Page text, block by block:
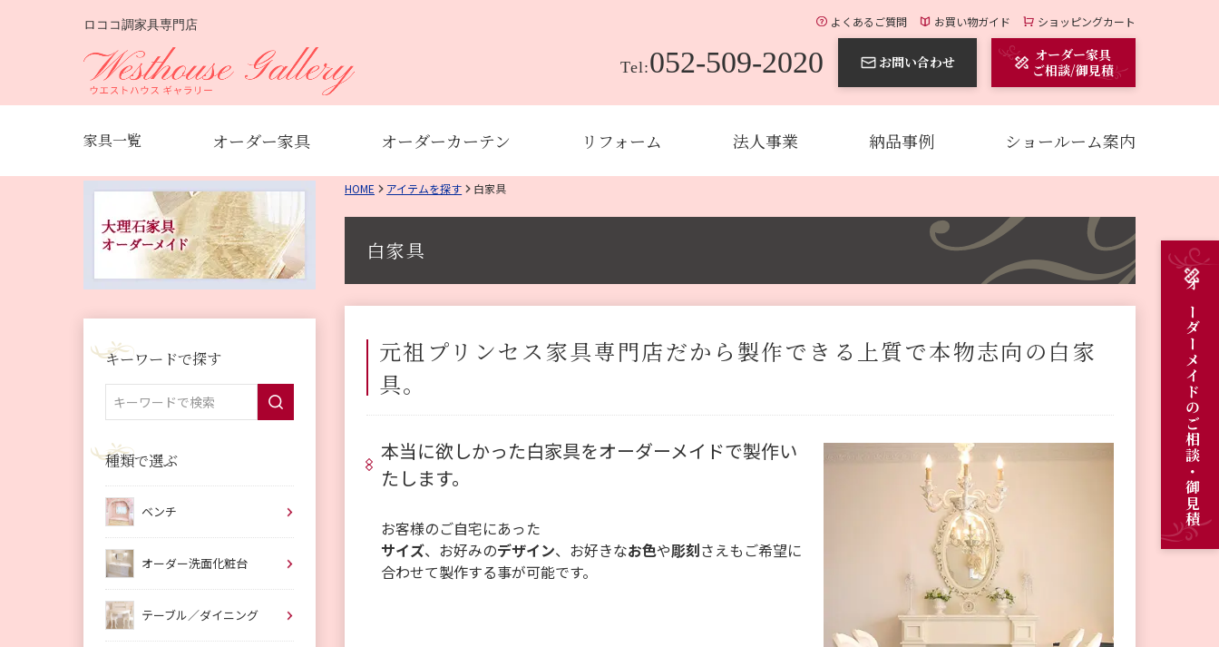
よくあるご質問 お買い物ガイド ショッピングカート
ロココ調家具専門店
Tel:052-509-2020 お問い合わせ
オーダー家具
ご相談/御見積
家具一覧 オーダー家具 オーダーカーテン リフォーム 法人事業 納品事例 ショールーム案内
オーダーメイドのご相談・御見積
HOME アイテムを探す 白家具
白家具
元祖プリンセス家具専門店だから製作できる上質で本物志向の白家
具。
本当に欲しかった白家具をオーダーメイドで製作い
たします。
お客様のご自宅にあった
サイズ、お好みのデザイン、お好きなお色や彫刻さえもご希望に
合わせて製作する事が可能です。
キーワードで探す
種類で選ぶ
ベンチ
オーダー洗面化粧台
テーブル／ダイニング